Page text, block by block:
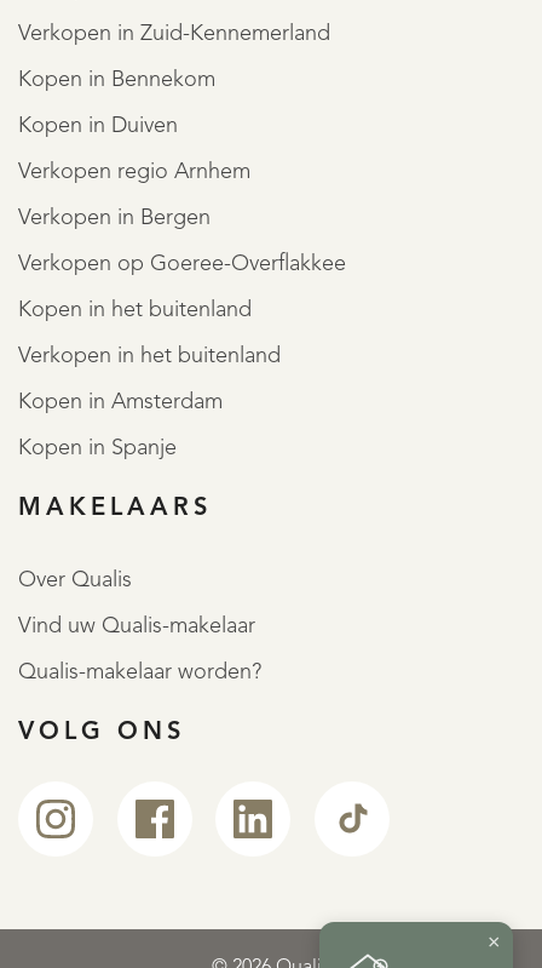
Verkopen in Zuid-Kennemerland
Kopen in Bennekom
Kopen in Duiven
Verkopen regio Arnhem
Verkopen in Bergen
Verkopen op Goeree-Overflakkee
Kopen in het buitenland
Verkopen in het buitenland
Kopen in Amsterdam
Kopen in Spanje
MAKELAARS
Over Qualis
Vind uw Qualis-makelaar
Qualis-makelaar worden?
VOLG ONS
REGISTREER
×